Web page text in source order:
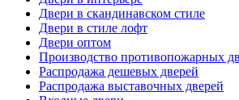
Двери в скандинавском стиле
Двери в стиле лофт
Двери оптом
Производство противопожарных
Распродажа дешевых дверей
Распродажа выставочных дверей